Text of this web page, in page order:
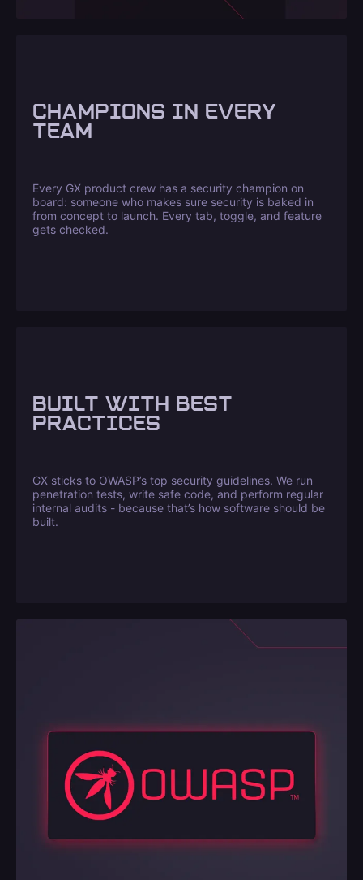
CHAMPIONS IN EVERY
TEAM
Every GX product crew has a security champion on
board: someone who makes sure security is baked in
from concept to launch. Every tab, toggle, and feature
gets checked.
BUILT WITH BEST
PRACTICES
GX sticks to OWASP’s top security guidelines. We run
penetration tests, write safe code, and perform regular
internal audits - because that’s how software should be
built.